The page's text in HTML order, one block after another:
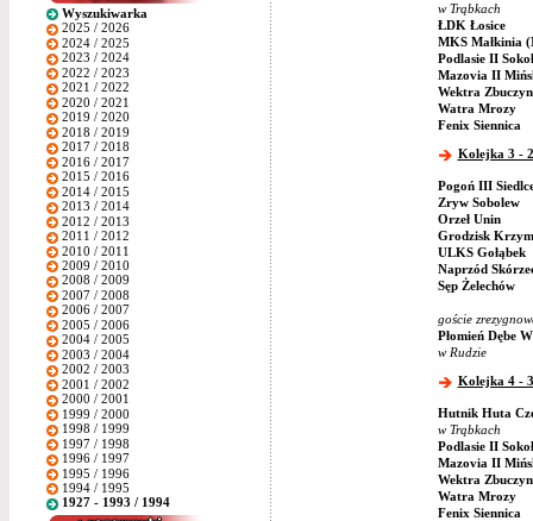
Wyszukiwarka
2025 / 2026
2024 / 2025
2023 / 2024
2022 / 2023
2021 / 2022
2020 / 2021
2019 / 2020
2018 / 2019
2017 / 2018
2016 / 2017
2015 / 2016
2014 / 2015
2013 / 2014
2012 / 2013
2011 / 2012
2010 / 2011
2009 / 2010
2008 / 2009
2007 / 2008
2006 / 2007
2005 / 2006
2004 / 2005
2003 / 2004
2002 / 2003
2001 / 2002
2000 / 2001
1999 / 2000
1998 / 1999
1997 / 1998
1996 / 1997
1995 / 1996
1994 / 1995
1927 - 1993 / 1994
w Trąbkach
ŁDK Łosice
MKS Małkinia
Podlasie II
Mazovia II
Wektra Zbuczyn
Watra Mrozy
Fenix Siennica
Kolejka 3 -
Pogoń III
Zryw Sobolew
Orzeł Unin
Grodzisk
ULKS Gołąbek
Naprzód
Sęp Żelechów
goście
Płomień Dębe
w Rudzie
Kolejka 4 -
Hutnik Huta
w Trąbkach
Podlasie II
Mazovia II
Wektra Zbuczyn
Watra Mrozy
Fenix Siennica